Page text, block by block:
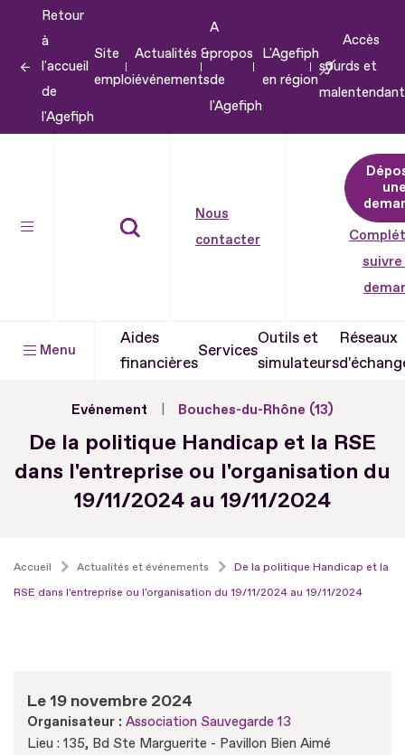
contenu
Retour
à
l'accueil
de
l'Agefiph
Site
emploi
Actualités &
événements
A
propos
de
l'Agefiph
L'Agefiph
en région
Accès
sourds et
Nous
contacter
suivre
Menu
Aides
financières
Services
Outils et
simulateurs
Réseaux
Evénement Bouches-du-Rhône (13)
De la politique Handicap et la RSE
dans l'entreprise ou l'organisation du
19/11/2024 au 19/11/2024
Accueil Actualités et événements
De la politique Handicap et la
RSE dans l'entreprise ou l'organisation du 19/11/2024 au 19/11/2024
Le 19 novembre 2024
Organisateur : Association Sauvegarde 13
Lieu : 135, Bd Ste Marguerite - Pavillon Bien Aimé